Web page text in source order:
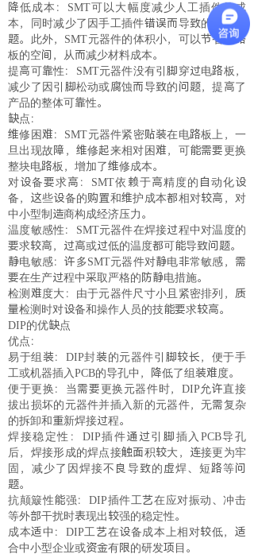
降低成本：SMT可以大幅度减少人工插件的成
本，同时减少了因手工插件错误而导致的质量问
题。此外，SMT元器件的体积小，可以节省电路
板的空间，从而减少材料成本。
提高可靠性：SMT元器件没有引脚穿过电路板，
减少了因引脚松动或腐蚀而导致的问题，提高了
产品的整体可靠性。
缺点：
维修困难：SMT元器件紧密贴装在电路板上，一
旦出现故障，维修起来相对困难，可能需要更换
整块电路板，增加了维修成本。
对设备要求高：SMT依赖于高精度的自动化设
备，这些设备的购置和维护成本都相对较高，对
中小型制造商构成经济压力。
温度敏感性：SMT元器件在焊接过程中对温度的
要求较高，过高或过低的温度都可能导致问题。
静电敏感：许多SMT元器件对静电非常敏感，需
要在生产过程中采取严格的防静电措施。
检测难度大：由于元器件尺寸小且紧密排列，质
量检测时对设备和操作人员的技能要求较高。
DIP的优缺点
优点：
易于组装：DIP封装的元器件引脚较长，便于手
工或机器插入PCB的导孔中，降低了组装难度。
便于更换：当需要更换元器件时，DIP允许直接
拔出损坏的元器件并插入新的元器件，无需复杂
的拆卸和重新焊接过程。
焊接稳定性：DIP插件通过引脚插入PCB导孔
后，焊接形成的焊点接触面积较大，连接更为牢
固，减少了因焊接不良导致的虚焊、短路等问
题。
抗颠簸性能强：DIP插件工艺在应对振动、冲击
等外部干扰时表现出较强的稳定性。
成本适中：DIP工艺在设备成本上相对较低，适
合中小型企业或资金有限的研发项目。